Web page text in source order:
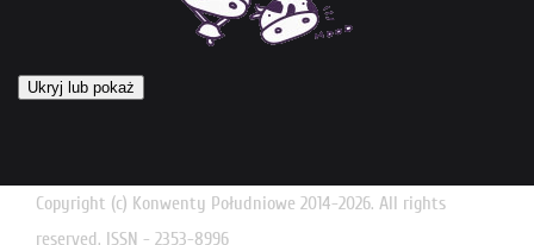
Ukryj lub pokaż
Copyright (c) Konwenty Południowe 2014-2026. All rights
reserved. ISSN - 2353-8996